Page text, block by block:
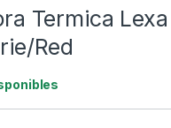
Termica
Red